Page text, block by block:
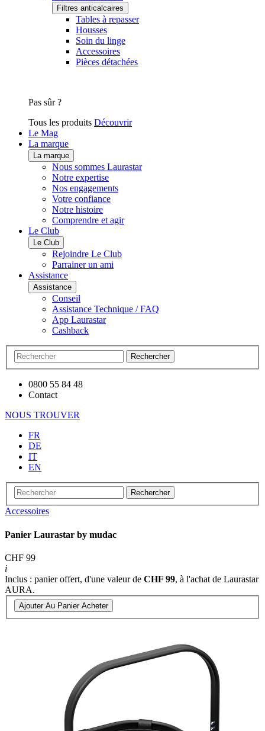
Filtres anticalcaires
Tables à repasser
Housses
Soin du linge
Accessoires
Pièces détachées
Pas sûr ?
Tous les produits Découvrir
Le Mag
La marque
La marque
Nous sommes Laurastar
Notre expertise
Nos engagements
Votre confiance
Notre histoire
Comprendre et agir
Le Club
Le Club
Rejoindre Le Club
Parrainer un ami
Assistance
Assistance
Conseil
Assistance Technique / FAQ
App Laurastar
Cashback
Rechercher
0800 55 84 48
Contact
NOUS TROUVER
FR
DE
IT
EN
Rechercher
Accessoires
Panier Laurastar by mudac
CHF 99
i
Inclus : panier offert, d'une valeur de CHF 99, à l'achat de Laurastar
AURA.
Ajouter Au Panier Acheter